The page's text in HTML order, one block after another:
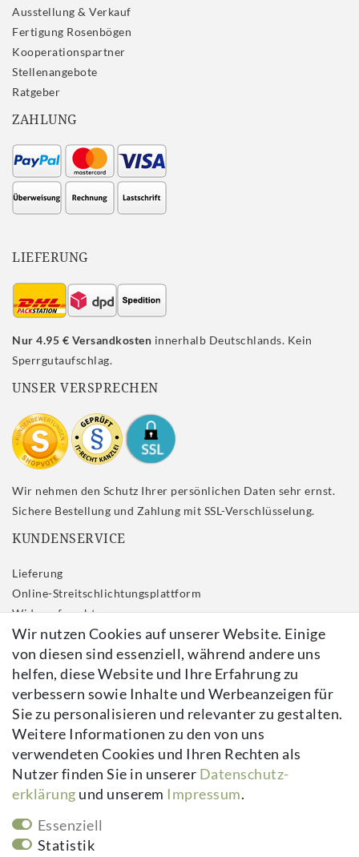
Ausstellung & Verkauf
Fertigung Rosenbögen
Kooperationspartner
Stellenangebote
Ratgeber
ZAHLUNG
LIEFERUNG
Nur 4.95 € Versandkosten innerhalb Deutschlands. Kein
Sperrgutaufschlag.
UNSER VERSPRECHEN
Wir nehmen den Schutz Ihrer persönlichen Daten sehr ernst.
Sichere Bestellung und Zahlung mit SSL-Verschlüsselung.
KUNDENSERVICE
Lieferung
Online-Streitschlichtungsplattform
Widerrufs­recht
Impressum
Daten­schutz­erklärung
AGB
Kontakt
Vertrag widerrufen
Newsletter
E-MAIL **
Newsletter
Hiermit bestätige ich, dass ich die
Meine Einwilligung kann ich jederzeit widerrufen.**
Wir nutzen Cookies auf unserer Website. Einige
von diesen sind essenziell, während andere uns
helfen, diese Website und Ihre Erfahrung zu
verbessern sowie Inhalte und Werbeanzeigen für
Sie zu personalisieren und relevanter zu gestalten.
Weitere Informationen zu den von uns
verwendeten Cookies und Ihren Rechten als
Nutzer finden Sie in unserer Daten­schutz­
erklärung und unserem Impressum.
Essenziell
Statistik